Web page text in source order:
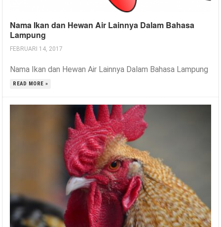
Nama Ikan dan Hewan Air Lainnya Dalam Bahasa
Lampung
FEBRUARI 14, 2017
Nama Ikan dan Hewan Air Lainnya Dalam Bahasa Lampung
READ MORE »